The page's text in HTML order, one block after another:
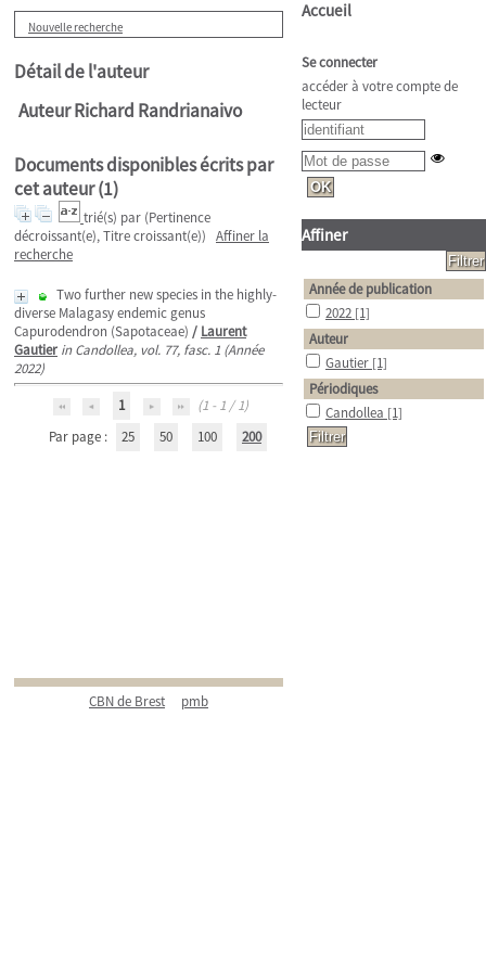
Nouvelle recherche
Détail de l'auteur
Auteur Richard Randrianaivo
Documents disponibles écrits par
cet auteur (1)
trié(s) par (Pertinence
décroissant(e), Titre croissant(e)) Affiner la
recherche
Two further new species in the highly-
diverse Malagasy endemic genus
Capurodendron (Sapotaceae) / Laurent
Gautier in Candollea, vol. 77, fasc. 1 (Année
2022)
1
(1 - 1 / 1)
Par page :
25 50 100 200
CBN de Brest pmb
Accueil
Se connecter
accéder à votre compte de
lecteur
Affiner
Année de publication
2022 [1]
Auteur
Gautier [1]
Périodiques
Candollea [1]